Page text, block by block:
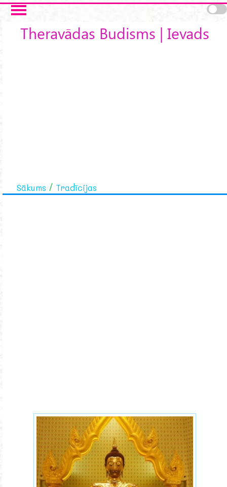
Skip to main content
Theravādas Budisms | Ievads
Sākums Tradīcijas
theravada-introduction.jpg